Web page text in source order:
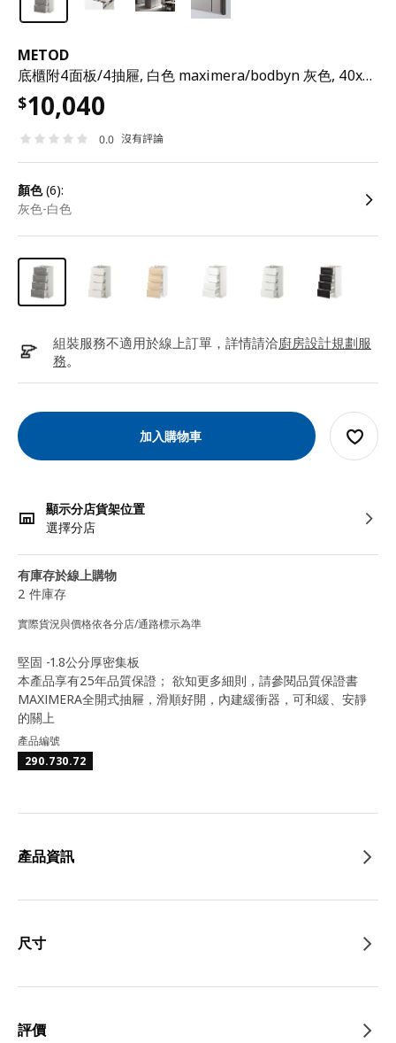
METOD
底櫃附4面板/4抽屜, 白色 maximera/bodbyn 灰色, 40x37x80 公分
$10,040
0.0 沒有評論
顏色(6):
灰色-白色
組裝服務不適用於線上訂單，詳情請洽廚房設計規劃服
務。
加入購物車
顯示分店貨架位置
選擇分店
有庫存於線上購物
2 件庫存
實際貨況與價格依各分店/通路標示為準
堅固 -1.8公分厚密集板
本產品享有25年品質保證； 欲知更多細則，請參閱品質保證書
MAXIMERA全開式抽屜，滑順好開，內建緩衝器，可和緩、安靜
的關上
產品編號
290.730.72
產品資訊
尺寸
評價